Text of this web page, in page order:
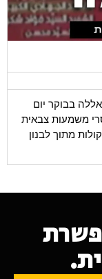
בבוקר יום
משמעות צבאית
מתוך לבנון